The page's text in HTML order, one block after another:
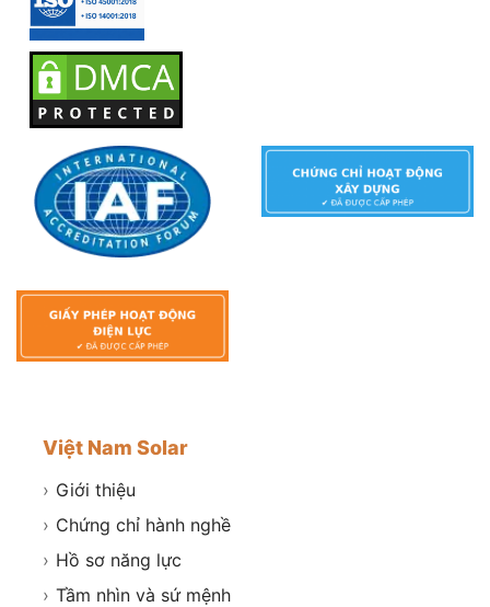
Việt Nam Solar
› Giới thiệu
› Chứng chỉ hành nghề
› Hồ sơ năng lực
› Tầm nhìn và sứ mệnh